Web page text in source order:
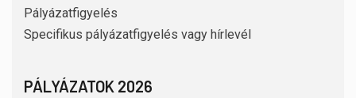
Pályázatfigyelés
Specifikus pályázatfigyelés vagy hírlevél
PÁLYÁZATOK 2026